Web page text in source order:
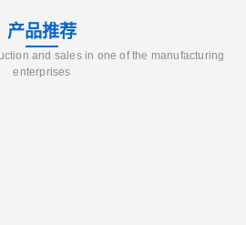
产品推荐
and sales in one of the manufacturing
enterprises